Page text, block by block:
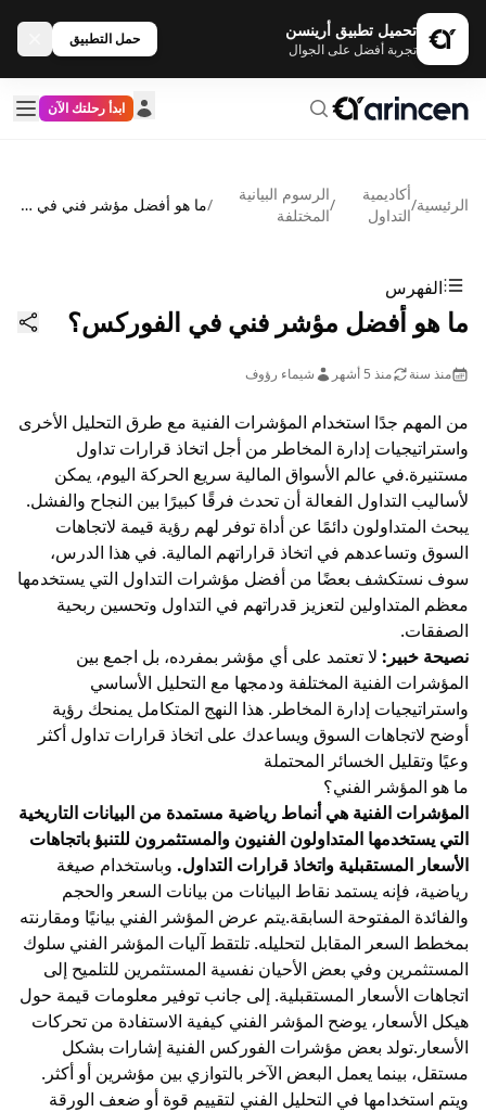
تحميل تطبيق أرينسن
تجربة أفضل على الجوال
حمل التطبيق
ابدأ رحلتك الآن
الرئيسية/
أكاديمية
التداول
/
الرسوم البيانية
المختلفة
/ ما هو أفضل مؤشر فني في الفوركس؟
الفهرس
ما هو أفضل مؤشر فني في الفوركس؟
منذ سنة منذ 5 أشهر شيماء رؤوف
من المهم جدًا استخدام المؤشرات الفنية مع طرق التحليل الأخرى
واستراتيجيات إدارة المخاطر من أجل اتخاذ قرارات تداول
مستنيرة.في عالم الأسواق المالية سريع الحركة اليوم، يمكن
لأساليب التداول الفعالة أن تحدث فرقًا كبيرًا بين النجاح والفشل.
يبحث المتداولون دائمًا عن أداة توفر لهم رؤية قيمة لاتجاهات
السوق وتساعدهم في اتخاذ قراراتهم المالية. في هذا الدرس،
سوف نستكشف بعضًا من أفضل مؤشرات التداول التي يستخدمها
معظم المتداولين لتعزيز قدراتهم في التداول وتحسين ربحية
الصفقات.
نصيحة خبير: لا تعتمد على أي مؤشر بمفرده، بل اجمع بين
المؤشرات الفنية المختلفة ودمجها مع التحليل الأساسي
واستراتيجيات إدارة المخاطر. هذا النهج المتكامل يمنحك رؤية
أوضح لاتجاهات السوق ويساعدك على اتخاذ قرارات تداول أكثر
وعيًا وتقليل الخسائر المحتملة
ما هو المؤشر الفني؟
المؤشرات الفنية هي أنماط رياضية مستمدة من البيانات التاريخية
التي يستخدمها المتداولون الفنيون والمستثمرون للتنبؤ باتجاهات
الأسعار المستقبلية واتخاذ قرارات التداول. وباستخدام صيغة
رياضية، فإنه يستمد نقاط البيانات من بيانات السعر والحجم
والفائدة المفتوحة السابقة.يتم عرض المؤشر الفني بيانيًا ومقارنته
بمخطط السعر المقابل لتحليله. تلتقط آليات المؤشر الفني سلوك
المستثمرين وفي بعض الأحيان نفسية المستثمرين للتلميح إلى
اتجاهات الأسعار المستقبلية. إلى جانب توفير معلومات قيمة حول
هيكل الأسعار، يوضح المؤشر الفني كيفية الاستفادة من تحركات
الأسعار.تولد بعض مؤشرات الفوركس الفنية إشارات بشكل
مستقل، بينما يعمل البعض الآخر بالتوازي بين مؤشرين أو أكثر.
ويتم استخدامها في التحليل الفني لتقييم قوة أو ضعف الورقة